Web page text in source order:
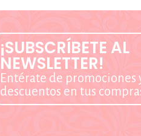
¡SUBSCRÍBETE AL
NEWSLETTER!
Entérate de promociones
descuentos en tus